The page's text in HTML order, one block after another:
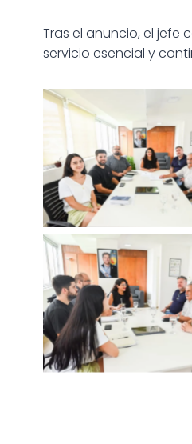
Tras el anuncio, el
servicio esencial y